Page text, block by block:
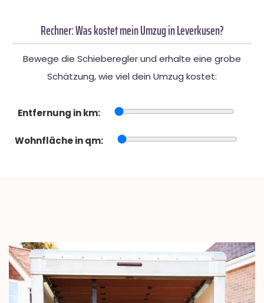
Rechner: Was kostet mein Umzug in Leverkusen?
Bewege die Schieberegler und erhalte eine grobe
Schätzung, wie viel dein Umzug kostet:
Entfernung in km:
Wohnfläche in qm: